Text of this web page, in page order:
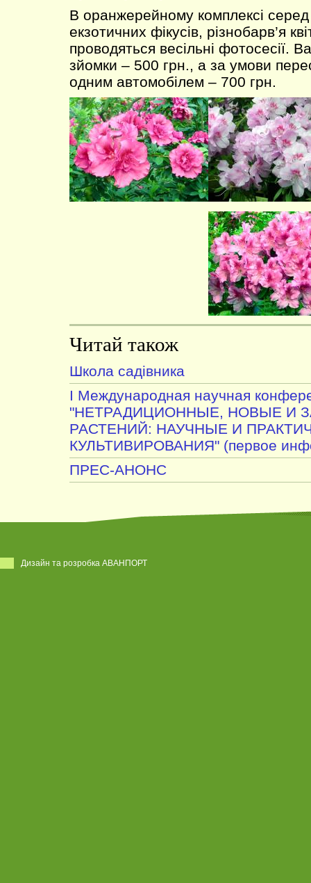
В оранжерейному комплексі
екзотичних фікусів, різнобарв’я
проводяться весільні фотосесії.
зйомки – 500 грн., а за умови
одним автомобілем – 700 грн.
Читай також
Школа садівника
I Международная научная
"НЕТРАДИЦИОННЫЕ, НОВЫЕ И
РАСТЕНИЙ: НАУЧНЫЕ И
КУЛЬТИВИРОВАНИЯ" (первое
ПРЕС-АНОНС
Дизайн та розробка АВАНПОРТ